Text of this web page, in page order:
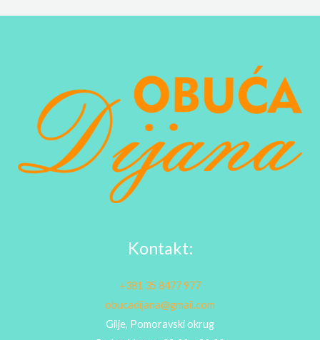
Kontakt:
+381 35 8477 977
obucadijana@gmail.com
Gilje, Pomoravski okrug